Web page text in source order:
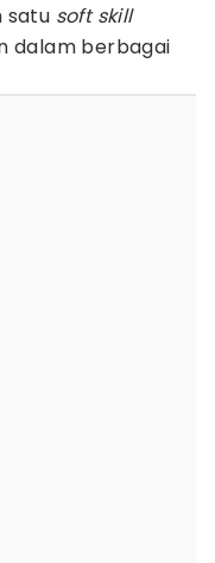
satu soft skill
dalam berbagai